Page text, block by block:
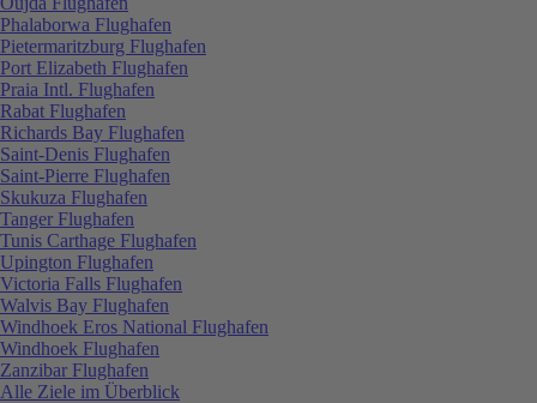
Phalaborwa Flughafen
Pietermaritzburg Flughafen
Port Elizabeth Flughafen
Praia Intl. Flughafen
Rabat Flughafen
Richards Bay Flughafen
Saint-Denis Flughafen
Saint-Pierre Flughafen
Skukuza Flughafen
Tanger Flughafen
Tunis Carthage Flughafen
Upington Flughafen
Victoria Falls Flughafen
Walvis Bay Flughafen
Windhoek Eros National Flughafen
Windhoek Flughafen
Zanzibar Flughafen
Alle Ziele im Überblick